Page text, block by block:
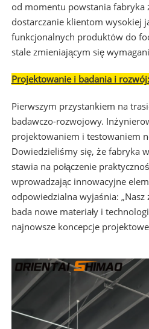
od momentu powstania fabryka
dostarczanie klientom wysokiej
funkcjonalnych produktów do
stale zmieniającym się
Projektowanie i badania i
Pierwszym przystankiem na
badawczo-rozwojowy.
projektowaniem i testowaniem
Dowiedzieliśmy się, że fabryka
stawia na połączenie
wprowadzając innowacyjne
odpowiedzialna wyjaśnia: „Nasz
bada nowe materiały i
najnowsze koncepcje